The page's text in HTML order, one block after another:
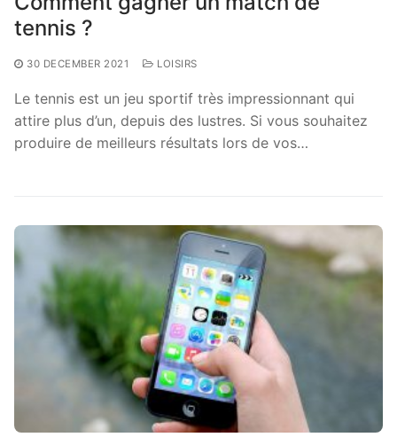
tennis ?
30 DECEMBER 2021 LOISIRS
Le tennis est un jeu sportif très impressionnant qui
attire plus d’un, depuis des lustres. Si vous souhaitez
produire de meilleurs résultats lors de vos…